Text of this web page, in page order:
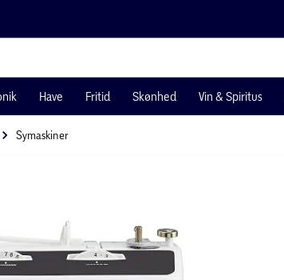
Have Fritid Skønhed Vin & Spiritus
Symaskiner